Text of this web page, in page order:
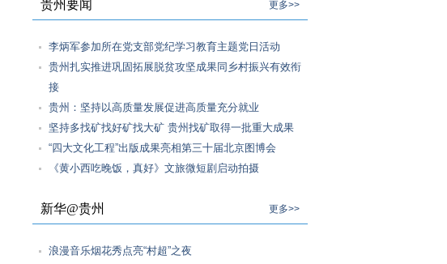
贵州要闻 更多>>
李炳军参加所在党支部党纪学习教育主题党日活动
贵州扎实推进巩固拓展脱贫攻坚成果同乡村振兴有效衔
接
贵州：坚持以高质量发展促进高质量充分就业
坚持多找矿找好矿找大矿 贵州找矿取得一批重大成果
“四大文化工程”出版成果亮相第三十届北京图博会
《黄小西吃晚饭，真好》文旅微短剧启动拍摄
新华@贵州 更多>>
浪漫音乐烟花秀点亮“村超”之夜